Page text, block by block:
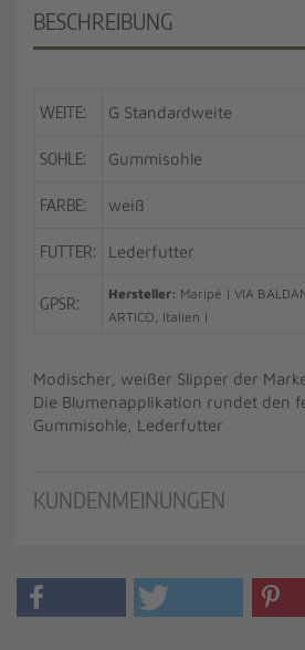
BESCHREIBUNG
WEITE: G Standardweite
SOHLE: Gummisohle
FARBE: weiß
FUTTER: Lederfutter
GPSR: Hersteller: Maripé | VIA
ARTICO, Italien |
Modischer, weißer Slipper der
Die Blumenapplikation rundet den
Gummisohle, Lederfutter
KUNDENMEINUNGEN